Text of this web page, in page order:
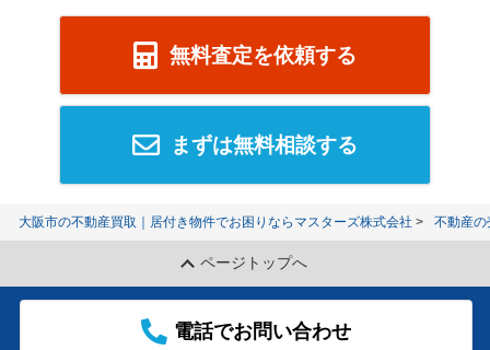
無料査定を依頼する
まずは無料相談する
大阪市の不動産買取｜居付き物件でお困りならマスターズ株式会社 不動産の
ページトップへ
電話でお問い合わせ